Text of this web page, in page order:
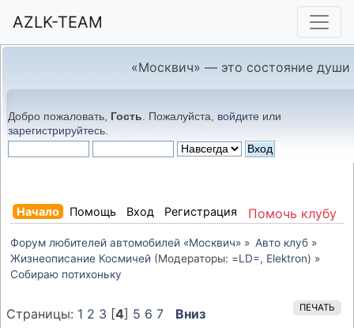
AZLK-TEAM
«Москвич» — это состояние души
Добро пожаловать, Гость . Пожалуйста, войдите или
зарегистрируйтесь
Помочь клубу
Начало Помощь Вход Регистрация
Форум любителей автомобилей «Москвич» » Авто клуб»
Жизнеописание Космичей (Модераторы: =LD=, Elektron) »
Собираю потихоньку
ПЕЧАТЬ
Страницы: 1 2 3 [4] 5 6 7 Вниз